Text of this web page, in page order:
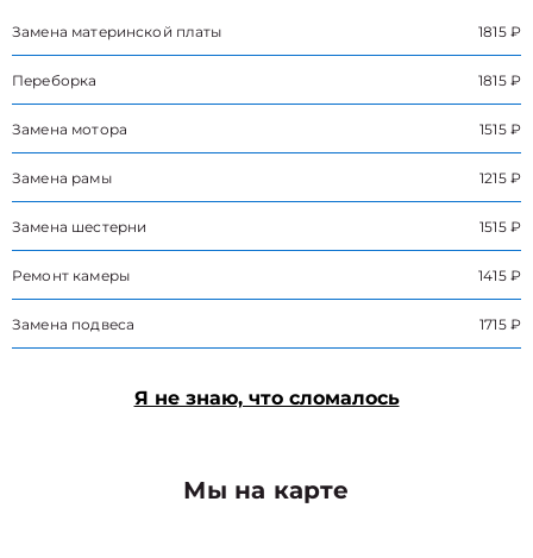
Замена материнской платы 1815 ₽
Переборка 1815 ₽
Замена мотора 1515 ₽
Замена рамы 1215 ₽
Замена шестерни 1515 ₽
Ремонт камеры 1415 ₽
Замена подвеса 1715 ₽
Я не знаю, что сломалось
Мы на карте